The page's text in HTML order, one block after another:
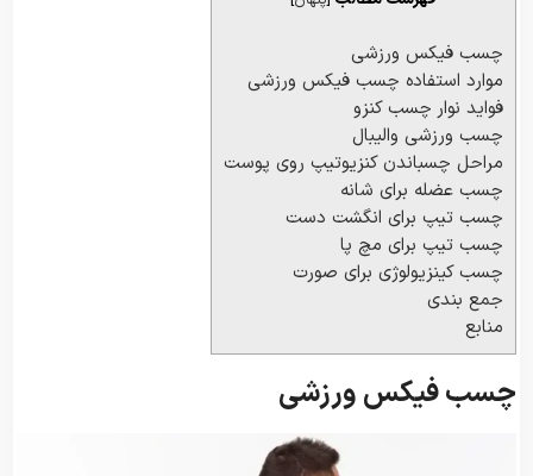
چسب فیکس ورزشی
موارد استفاده چسب فیکس ورزشی
فواید نوار چسب کنزو
چسب ورزشی والیبال
مراحل چسباندن کنزیوتیپ روی پوست
چسب عضله برای شانه
چسب تیپ برای انگشت دست
چسب تیپ برای مچ پا
چسب کینزیولوژی برای صورت
جمع بندی
منابع
چسب فیکس ورزشی